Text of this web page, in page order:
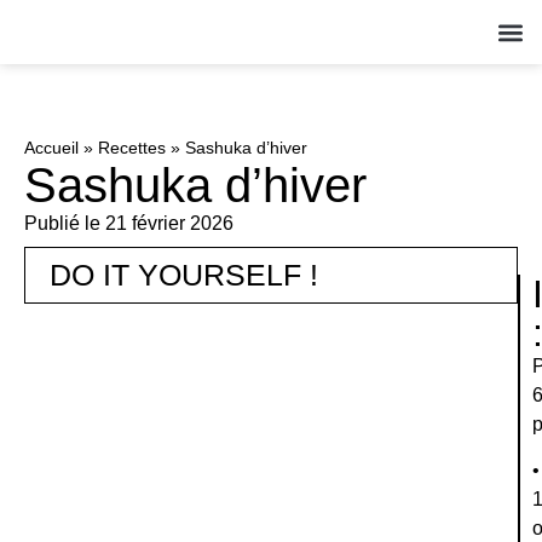
Accueil » Recettes » Sashuka d’hiver
Sashuka d’hiver
Publié le 21 février 2026
:
6
•
DO IT YOURSELF !